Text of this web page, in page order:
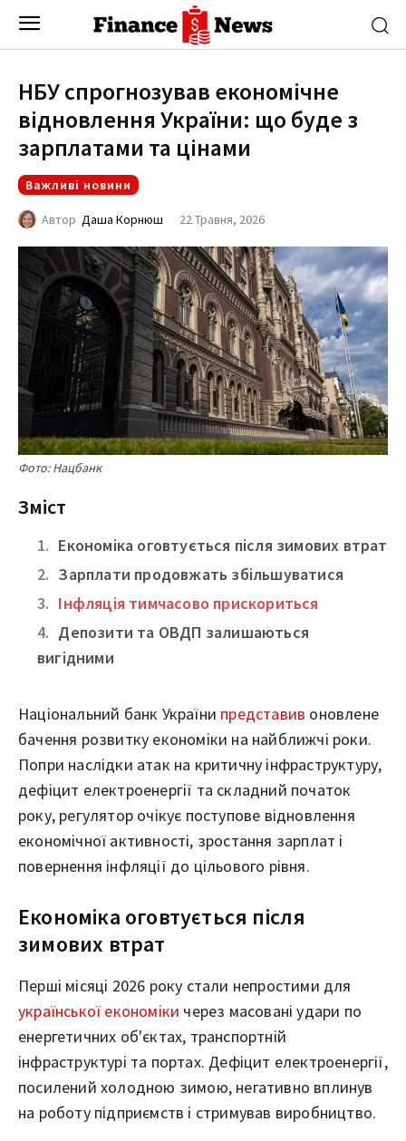
НБУ спрогнозував економічне
відновлення України: що буде з
зарплатами та цінами
Важливі новини
Автор Даша Корнюш 22 Травня, 2026
Фото: Нацбанк
Зміст
Економіка оговтується після зимових втрат
Зарплати продовжать збільшуватися
Інфляція тимчасово прискориться
Депозити та ОВДП залишаються
вигідними
Національний банк України представив оновлене
бачення розвитку економіки на найближчі роки.
Попри наслідки атак на критичну інфраструктуру,
дефіцит електроенергії та складний початок
року, регулятор очікує поступове відновлення
економічної активності, зростання зарплат і
повернення інфляції до цільового рівня.
Економіка оговтується після
зимових втрат
Перші місяці 2026 року стали непростими для
української економіки через масовані удари по
енергетичних об'єктах, транспортній
інфраструктурі та портах. Дефіцит електроенергії,
посилений холодною зимою, негативно вплинув
на роботу підприємств і стримував виробництво.